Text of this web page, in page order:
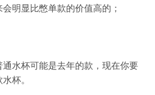
显比憋单款的价值高的；
水杯可能是去年的款，现在你要
杯。